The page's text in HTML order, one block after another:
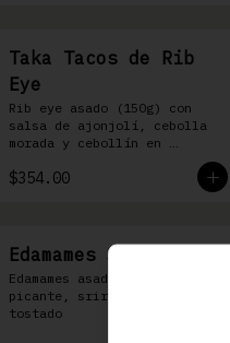
Taka Tacos de Rib
Eye
Rib eye asado (150g) con
salsa de ajonjolí, cebolla
morada y cebollín en
$354.00
Edamames Spicy
Edamames asados, soya
picante, sriracha & ajonjolí
tostado